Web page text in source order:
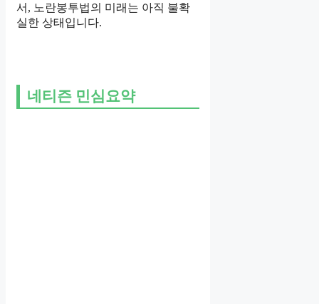
서, 노란봉투법의 미래는 아직 불확
실한 상태입니다.
네티즌 민심요약